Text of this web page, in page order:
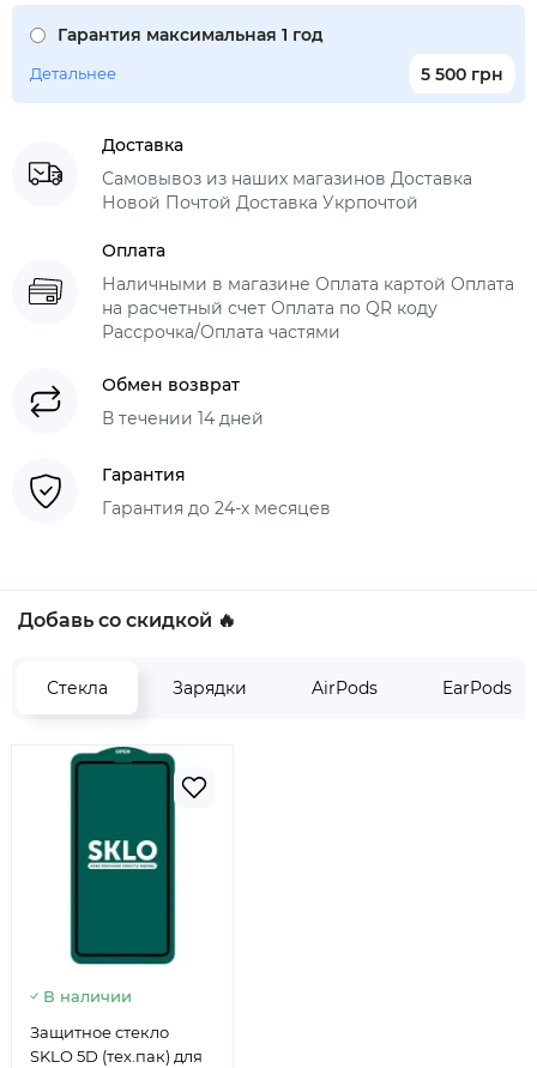
Гарантия максимальная 1 год
5 500 грн
Детальнее
Доставка
Самовывоз из наших магазинов Доставка
Новой Почтой Доставка Укрпочтой
Оплата
Наличными в магазине Оплата картой Оплата
на расчетный счет Оплата по QR коду
Рассрочка/Оплата частями
Обмен возврат
В течении 14 дней
Гарантия
Гарантия до 24-х месяцев
Добавь со скидкой 🔥
Стекла Зарядки AirPods EarPods
В наличии
Защитное стекло
SKLO 5D (тех.пак) для